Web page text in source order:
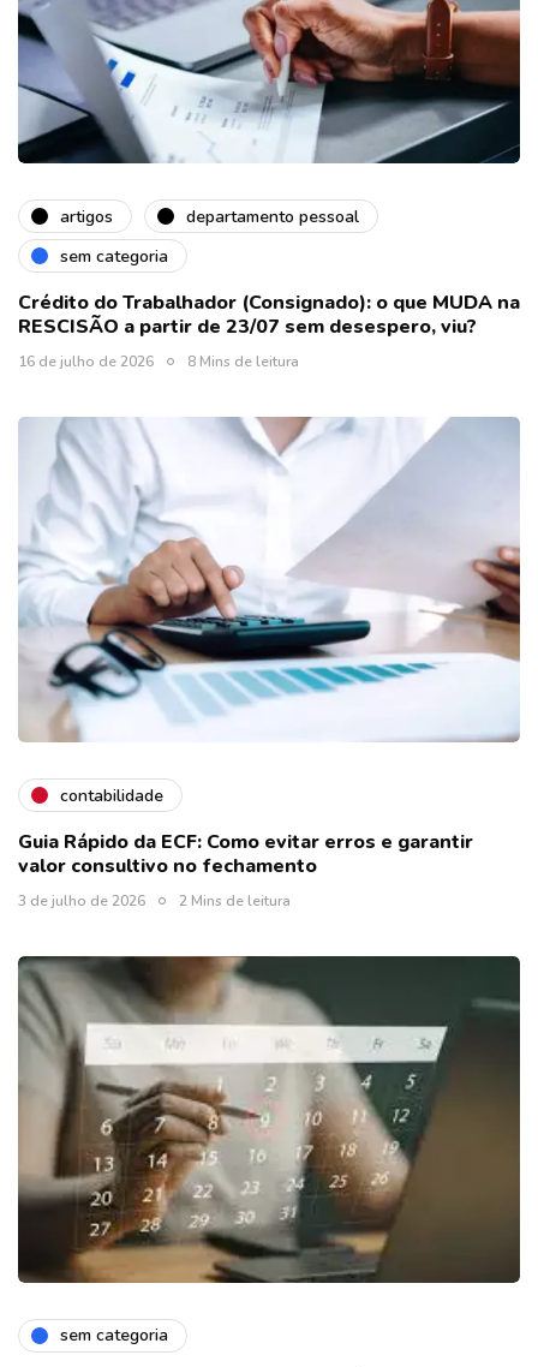
artigos
departamento pessoal
sem categoria
Crédito do Trabalhador (Consignado): o que MUDA na
RESCISÃO a partir de 23/07 sem desespero, viu?
16 de julho de 2026 8 Mins de leitura
contabilidade
Guia Rápido da ECF: Como evitar erros e garantir
valor consultivo no fechamento
3 de julho de 2026 2 Mins de leitura
sem categoria